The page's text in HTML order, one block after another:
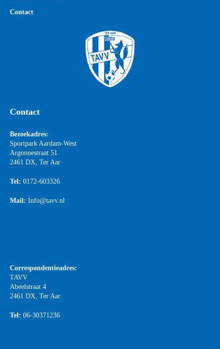
Contact
Contact
Bezoekadres:
Sportpark Aardam-West
Argonnestraat 51
2461 DX, Ter Aar
Tel: 0172-603326
Mail: Info@tavv.nl
Correspondentieadres:
TAVV
Abeelstraat 4
2461 DX, Ter Aar
Tel: 06-30371236